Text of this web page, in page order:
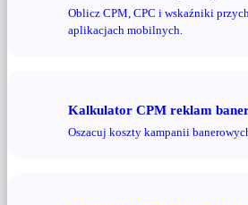
Oblicz CPM, CPC i wskaźniki
aplikacjach mobilnych.
Kalkulator CPM reklam
Oszacuj koszty kampanii